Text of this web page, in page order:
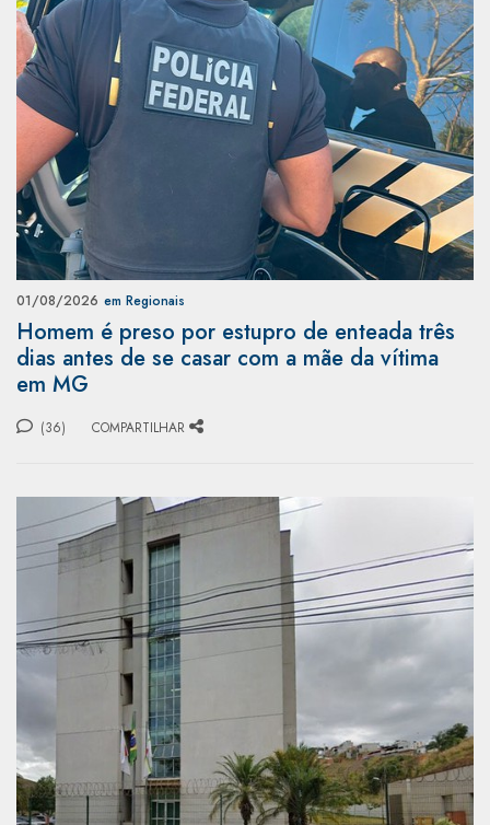
01/08/2026 em Regionais
Homem é preso por estupro de enteada três
dias antes de se casar com a mãe da vítima
em MG
(36) COMPARTILHAR